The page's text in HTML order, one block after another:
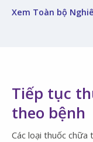
Xem Toàn bộ
Tiếp tục
theo bệnh
Các loại thuốc